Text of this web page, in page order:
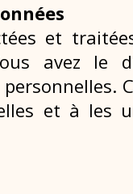
et
avez le
et à les